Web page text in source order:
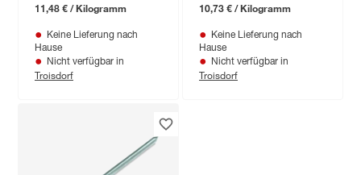
11,48 € / Kilogramm
Keine Lieferung nach
Hause
Nicht verfügbar in
Troisdorf
10,73 € / Kilogramm
Keine Lieferung nach
Hause
Nicht verfügbar in
Troisdorf